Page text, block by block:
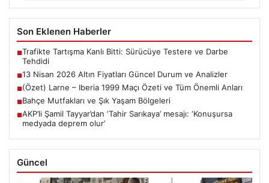
Son Eklenen Haberler
■Trafikte Tartışma Kanlı Bitti: Sürücüye Testere ve Darbe
Tehdidi
■13 Nisan 2026 Altın Fiyatları Güncel Durum ve Analizler
■(Özet) Larne – Iberia 1999 Maçı Özeti ve Tüm Önemli Anları
■Bahçe Mutfakları ve Şık Yaşam Bölgeleri
■AKP’li Şamil Tayyar’dan ‘Tahir Sarıkaya’ mesajı: ‘Konuşursa
medyada deprem olur’
Güncel